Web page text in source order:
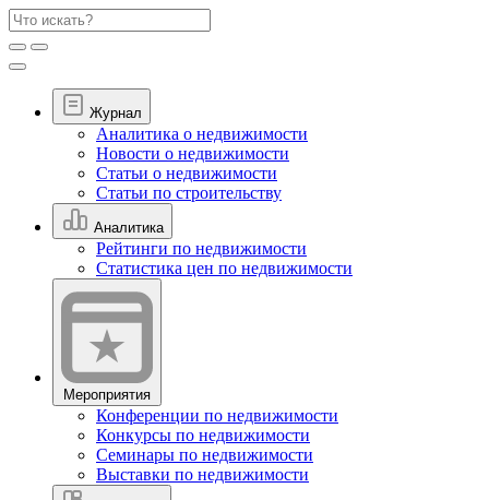
Журнал
Аналитика о недвижимости
Новости о недвижимости
Статьи о недвижимости
Статьи по строительству
Аналитика
Рейтинги по недвижимости
Статистика цен по недвижимости
Мероприятия
Конференции по недвижимости
Конкурсы по недвижимости
Семинары по недвижимости
Выставки по недвижимости